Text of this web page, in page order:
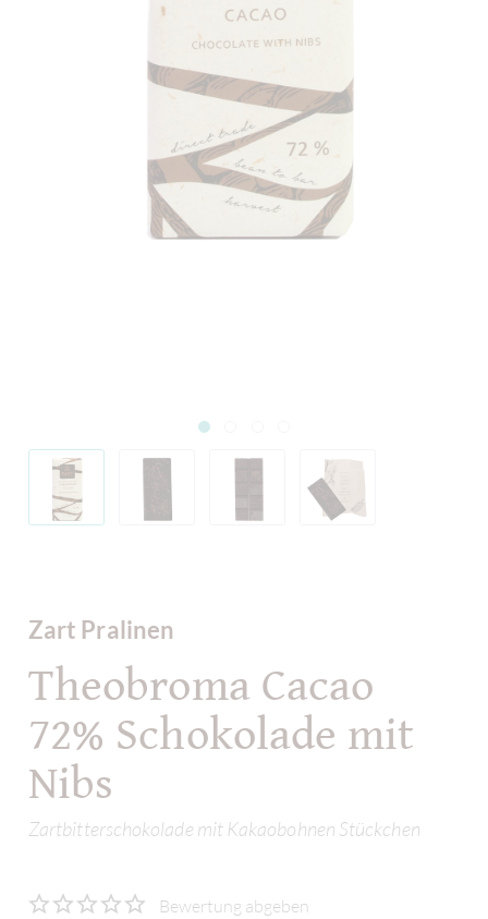
Zart Pralinen
Theobroma Cacao
72% Schokolade mit
Nibs
Zartbitterschokolade mit Kakaobohnen Stückchen
Bewertung abgeben